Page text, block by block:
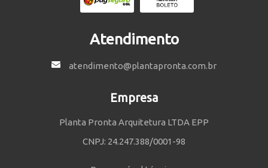
Atendimento
atendimento@plantapronta.com.br
Empresa
Planta Pronta Arquitetura LTDA EPP
CNPJ: 24.247.388/0001-98